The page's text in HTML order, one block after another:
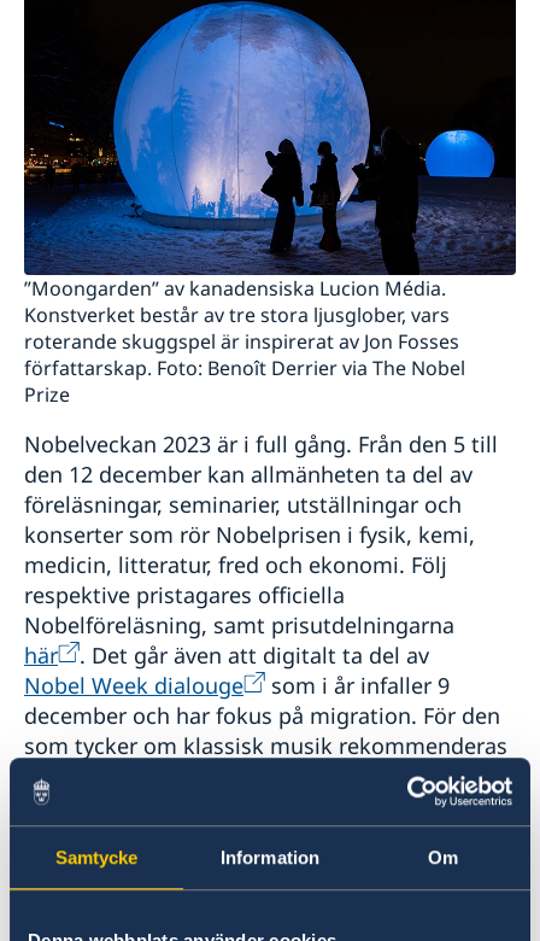
Samtycke Information Om
”Moongarden” av kanadensiska Lucion Média.
Konstverket består av tre stora ljusglober, vars
roterande skuggspel är inspirerat av Jon Fosses
författarskap. Foto: Benoît Derrier via The Nobel
Prize
Nobelveckan 2023 är i full gång. Från den 5 till
den 12 december kan allmänheten ta del av
föreläsningar, seminarier, utställningar och
konserter som rör Nobelprisen i fysik, kemi,
medicin, litteratur, fred och ekonomi. Följ
respektive pristagares officiella
Nobelföreläsning, samt prisutdelningarna
här
. Det går även att digitalt ta del av
Nobel Week dialouge
som i år infaller 9
december och har fokus på migration. För den
som tycker om klassisk musik rekommenderas
Nobel Prize Concert
återkommande konsert av högsta
internationella klass där Kungliga
Filharmonikerna framträder tillsammans med
världsledande artister. På måndag 11 december